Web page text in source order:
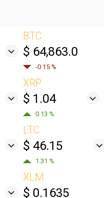
BTC
$ 64,863.0
-0.15 %
XRP
$ 1.04
0.13 %
LTC
$ 46.15
1.31 %
XLM